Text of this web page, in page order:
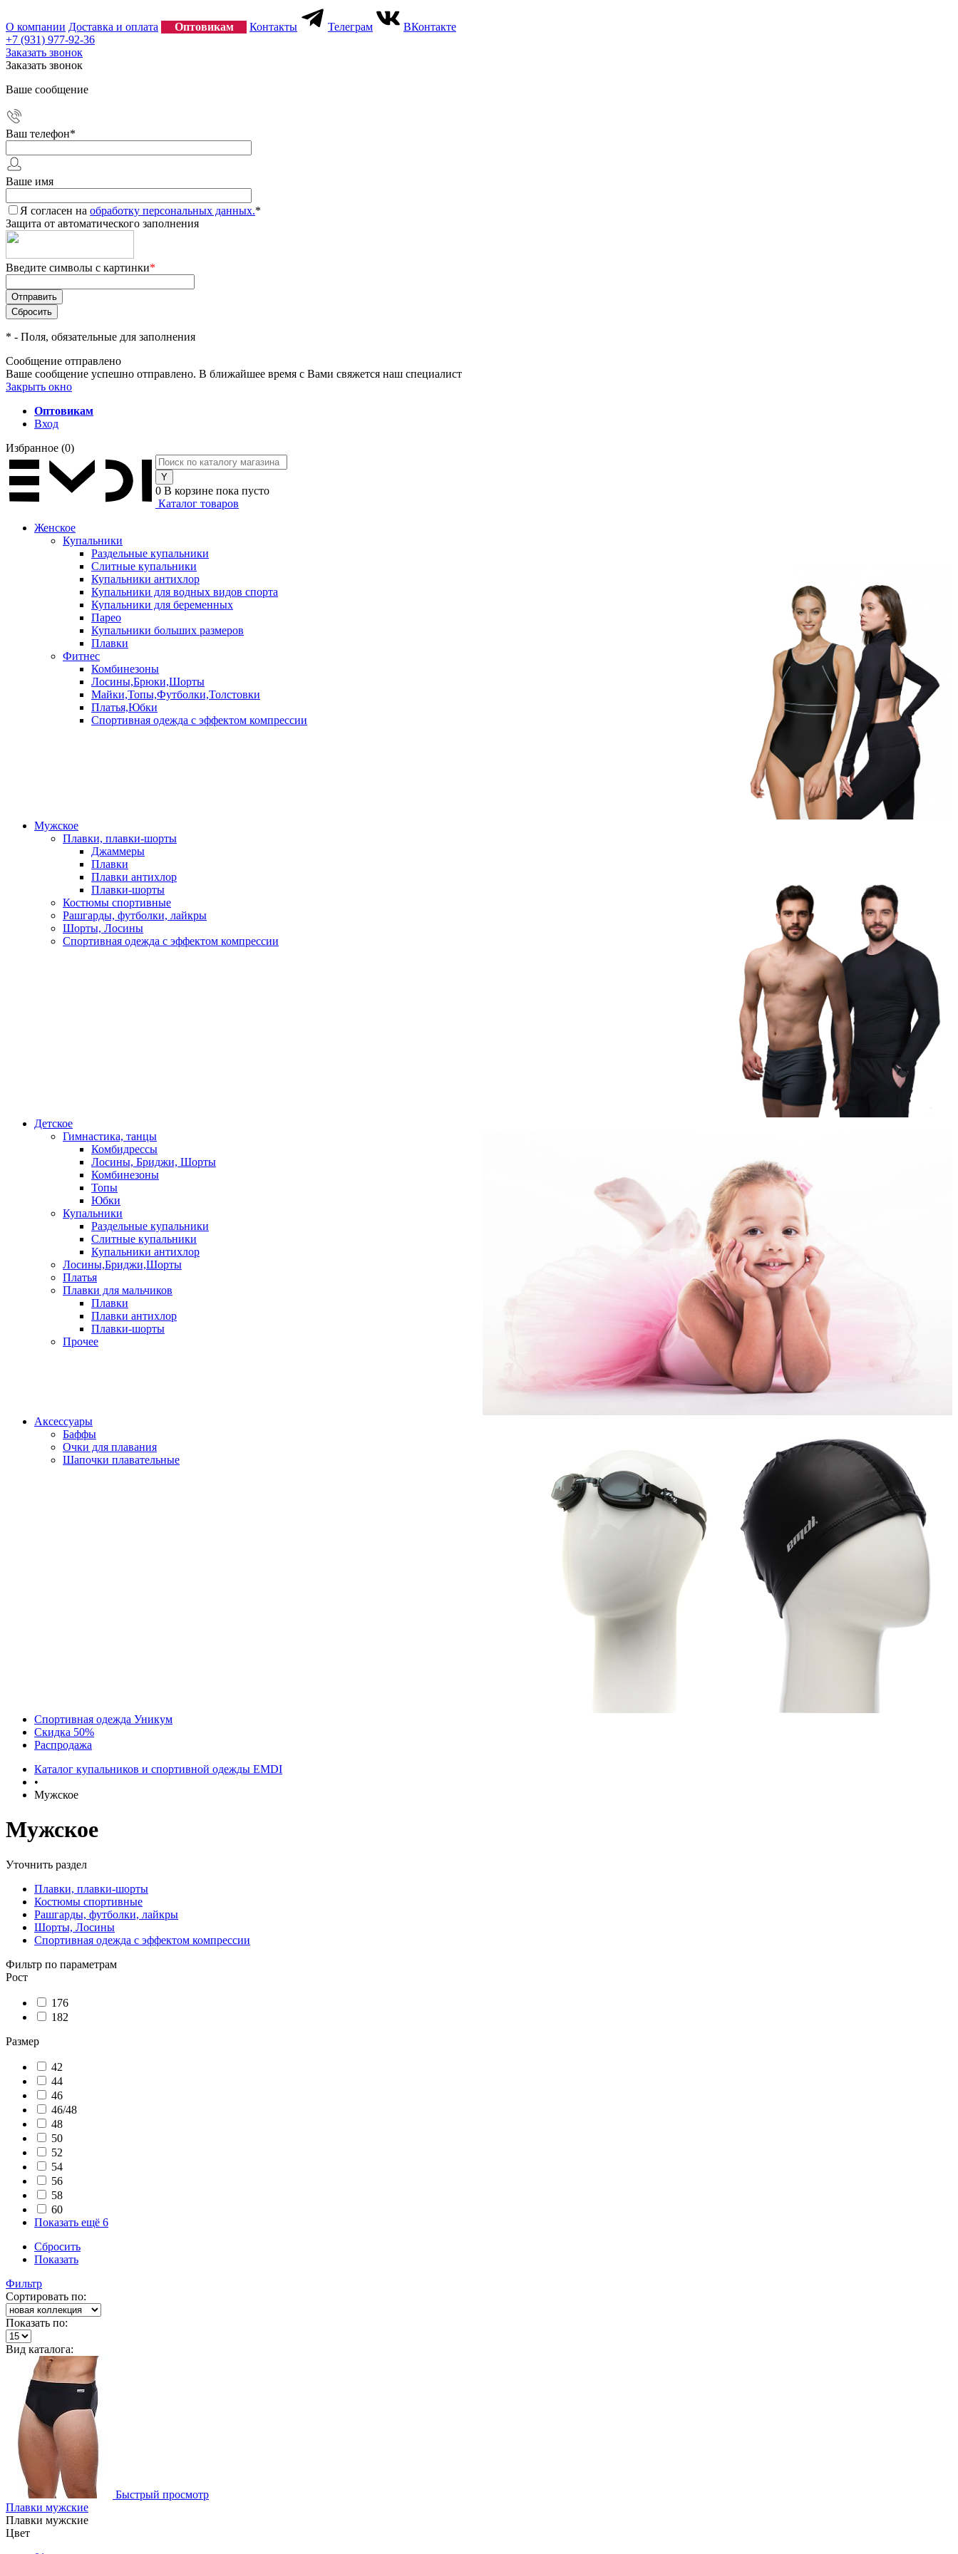
О компании Доставка и оплата Оптовикам Контакты Телеграм
ВКонтакте
+7 (931) 977-92-36
Заказать звонок
Заказать звонок
Ваше сообщение
Ваш телефон*
Ваше имя
Я согласен на обработку персональных данных.*
Защита от автоматического заполнения
Введите символы с картинки*
* - Поля, обязательные для заполнения
Сообщение отправлено
Ваше сообщение успешно отправлено. В ближайшее время с Вами свяжется наш специалист
Закрыть окно
Оптовикам
Вход
Избранное (0)
0 В корзине пока пусто
Каталог товаров
Женское
Купальники
Раздельные купальники
Слитные купальники
Купальники антихлор
Купальники для водных видов спорта
Купальники для беременных
Парео
Купальники больших размеров
Плавки
Фитнес
Комбинезоны
Лосины,Брюки,Шорты
Майки,Топы,Футболки,Толстовки
Платья,Юбки
Спортивная одежда с эффектом компрессии
Мужское
Плавки, плавки-шорты
Джаммеры
Плавки
Плавки антихлор
Плавки-шорты
Костюмы спортивные
Рашгарды, футболки, лайкры
Шорты, Лосины
Спортивная одежда с эффектом компрессии
Детское
Гимнастика, танцы
Комбидрессы
Лосины, Бриджи, Шорты
Комбинезоны
Топы
Юбки
Купальники
Раздельные купальники
Слитные купальники
Купальники антихлор
Лосины,Бриджи,Шорты
Платья
Плавки для мальчиков
Плавки
Плавки антихлор
Плавки-шорты
Прочее
Аксессуары
Баффы
Очки для плавания
Шапочки плавательные
Спортивная одежда Уникум
Скидка 50%
Распродажа
Каталог купальников и спортивной одежды EMDI
•
Мужское
Мужское
Уточнить раздел
Плавки, плавки-шорты
Костюмы спортивные
Рашгарды, футболки, лайкры
Шорты, Лосины
Спортивная одежда с эффектом компрессии
Фильтр по параметрам
Рост
176
182
Размер
42
44
46
46/48
48
50
52
54
56
58
60
Показать ещё 6
Сбросить
Показать
Фильтр
Сортировать по:
Показать по:
Вид каталога:
Быстрый просмотр
Плавки мужские
Плавки мужские
Цвет